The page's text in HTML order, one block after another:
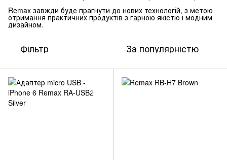
Remax завжди буде прагнути до нових технологій, з метою
отримання практичних продуктів з гарною якістю і модним
дизайном.
Фільтр За популярністю